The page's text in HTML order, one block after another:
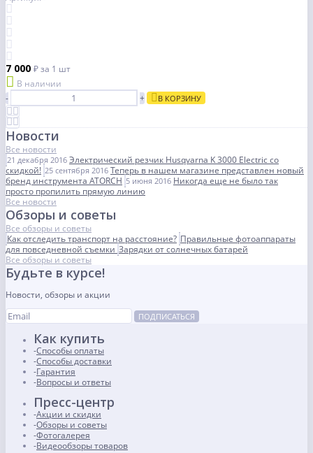
7 000 ₽за 1 шт
В наличии
-
+ В КОРЗИНУ
Новости
Все новости
21 декабря 2016 Электрический резчик Husqvarna K 3000 Electric со
скидкой! 25 сентября 2016 Теперь в нашем магазине представлен новый
бренд инструмента ATORCH 5 июня 2016 Никогда еще не было так
просто пропилить прямую линию
Все новости
Обзоры и советы
Все обзоры и советы
Как отследить транспорт на расстояние? Правильные фотоаппараты
для повседневной съемки Зарядки от солнечных батарей
Все обзоры и советы
Будьте в курсе!
Новости, обзоры и акции
ПОДПИСАТЬСЯ
Как купить
Способы оплаты
Способы доставки
Гарантия
Вопросы и ответы
Пресс-центр
Акции и скидки
Обзоры и советы
Фотогалерея
Видеообзоры товаров